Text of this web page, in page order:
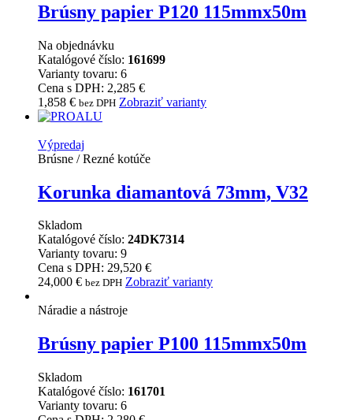
Brúsny papier P120 115mmx50m
Na objednávku
Katalógové číslo: 161699
Varianty tovaru: 6
Cena s DPH: 2,285 €
1,858 € bez DPH Zobraziť varianty
Výpredaj
Brúsne / Rezné kotúče
Korunka diamantová 73mm, V32
Skladom
Katalógové číslo: 24DK7314
Varianty tovaru: 9
Cena s DPH: 29,520 €
24,000 € bez DPH Zobraziť varianty
Náradie a nástroje
Brúsny papier P100 115mmx50m
Skladom
Katalógové číslo: 161701
Varianty tovaru: 6